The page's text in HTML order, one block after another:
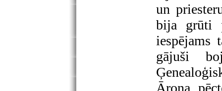
un
bija grūti
iespējams
gājuši
Ārona